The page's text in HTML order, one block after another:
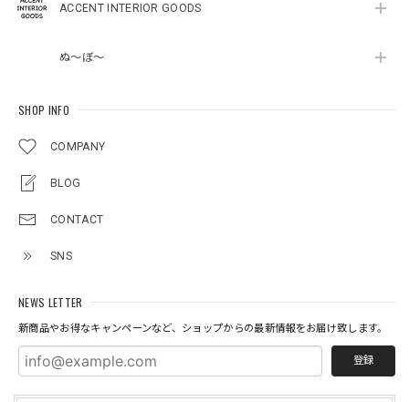
ACCENT INTERIOR GOODS
ぬ～ぼ～
SHOP INFO
COMPANY
BLOG
CONTACT
SNS
NEWS LETTER
新商品やお得なキャンペーンなど、ショップからの最新情報をお届け致します。
登録